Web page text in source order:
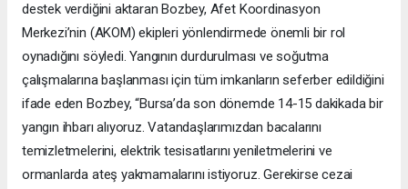
destek verdiğini aktaran Bozbey, Afet Koordinasyon
Merkezi’nin (AKOM) ekipleri yönlendirmede önemli bir rol
oynadığını söyledi. Yangının durdurulması ve soğutma
çalışmalarına başlanması için tüm imkanların seferber edildiğini
ifade eden Bozbey, “Bursa’da son dönemde 14-15 dakikada bir
yangın ihbarı alıyoruz. Vatandaşlarımızdan bacalarını
temizletmelerini, elektrik tesisatlarını yeniletmelerini ve
ormanlarda ateş yakmamalarını istiyoruz. Gerekirse cezai